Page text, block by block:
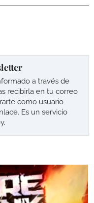
a través de
recibirla en tu correo
como usuario
Es un servicio